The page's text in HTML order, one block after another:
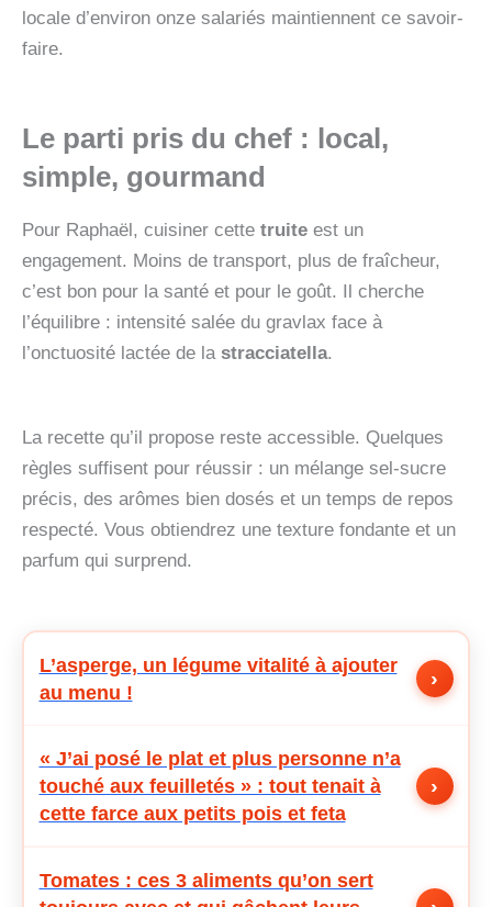
locale d’environ onze salariés maintiennent ce savoir-
faire.
Le parti pris du chef : local,
simple, gourmand
Pour Raphaël, cuisiner cette truite est un
engagement. Moins de transport, plus de fraîcheur,
c’est bon pour la santé et pour le goût. Il cherche
l’équilibre : intensité salée du gravlax face à
l’onctuosité lactée de la stracciatella.
La recette qu’il propose reste accessible. Quelques
règles suffisent pour réussir : un mélange sel-sucre
précis, des arômes bien dosés et un temps de repos
respecté. Vous obtiendrez une texture fondante et un
parfum qui surprend.
L’asperge, un légume vitalité à ajouter
au menu !
›
« J’ai posé le plat et plus personne n’a
touché aux feuilletés » : tout tenait à
cette farce aux petits pois et feta
›
Tomates : ces 3 aliments qu’on sert